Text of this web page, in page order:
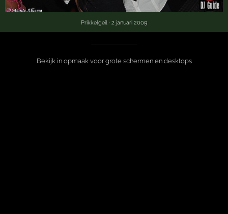
Prikkelgeil · 2 januari 2009
Bekijk in opmaak voor grote schermen en desktops